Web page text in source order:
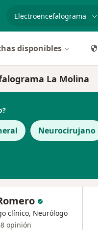
disponibles
La Molina
Neurocirujano
clínico, Neurólogo
opinión